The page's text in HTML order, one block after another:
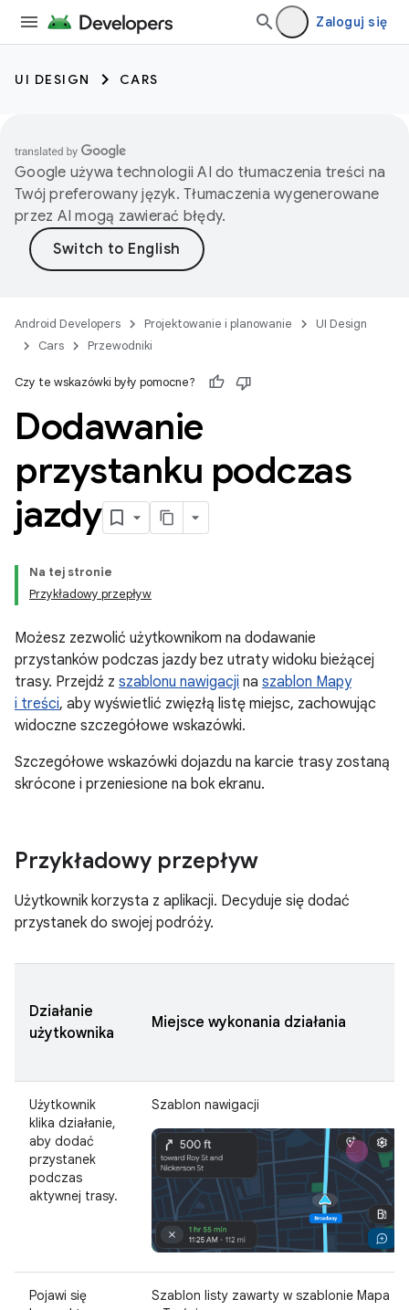
Zaloguj się
UI DESIGN CARS
Google używa technologii AI do tłumaczenia treści na
Twój preferowany język. Tłumaczenia wygenerowane
przez AI mogą zawierać błędy.
Android Developers Projektowanie i planowanie
UI Design
Cars
Przewodniki
Czy te wskazówki były pomocne?
Dodawanie
przystanku podczas
jazdy
Na tej stronie
Przykładowy przepływ
Możesz zezwolić użytkownikom na dodawanie
przystanków podczas jazdy bez utraty widoku bieżącej
trasy. Przejdź z szablonu nawigacji na szablon Mapy
i treści, aby wyświetlić zwięzłą listę miejsc, zachowując
widoczne szczegółowe wskazówki.
Szczegółowe wskazówki dojazdu na karcie trasy zostaną
skrócone i przeniesione na bok ekranu.
Przykładowy przepływ
Użytkownik korzysta z aplikacji. Decyduje się dodać
przystanek do swojej podróży.
Działanie
użytkownika
Miejsce wykonania działania
Użytkownik
klika działanie,
aby dodać
przystanek
podczas
aktywnej trasy.
Szablon nawigacji
Pojawi się
Szablon listy zawarty w szablonie Mapa